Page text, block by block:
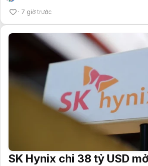
7 giờ trước
SK Hynix chi 38 tỷ USD